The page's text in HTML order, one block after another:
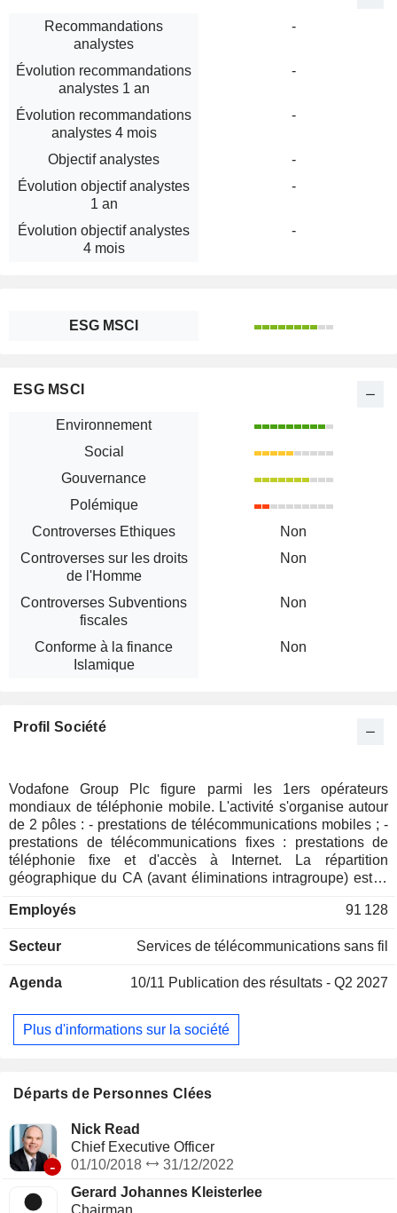
Recommandations
analystes
-
Évolution recommandations
analystes 1 an
-
Évolution recommandations
analystes 4 mois
-
Objectif analystes
-
Évolution objectif analystes
1 an
-
Évolution objectif analystes
4 mois
-
ESG MSCI
ESG MSCI
Environnement
Social
Gouvernance
Polémique
Controverses Ethiques
Non
Controverses sur les droits
de l'Homme
Non
Controverses Subventions
fiscales
Non
Conforme à la finance
Islamique
Non
Profil Société
Vodafone Group Plc figure parmi les 1ers opérateurs
mondiaux de téléphonie mobile. L'activité s'organise autour
de 2 pôles : - prestations de télécommunications mobiles ; -
prestations de télécommunications fixes : prestations de
téléphonie fixe et d'accès à Internet. La répartition
géographique du CA (avant éliminations intragroupe) est la
Europe (14,7%), Afrique (21,5%) et Turquie (8,8%).
Employés 91 128
Secteur Services de télécommunications sans fil
Agenda 10/11 Publication des résultats - Q2 2027
Plus d'informations sur la société
Départs de Personnes Clées
-
Nick Read
Chief Executive Officer
01/10/2018
31/12/2022
Gerard Johannes Kleisterlee